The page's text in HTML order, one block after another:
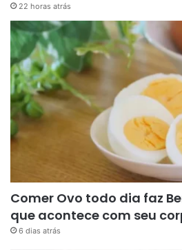
22 horas atrás
Comer Ovo todo dia faz
que acontece com seu
6 dias atrás